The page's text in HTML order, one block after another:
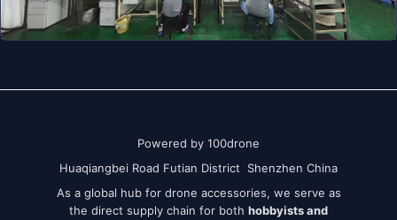
Powered by 100drone
Huaqiangbei Road Futian District Shenzhen China
As a global hub for drone accessories, we serve as
the direct supply chain for both hobbyists and